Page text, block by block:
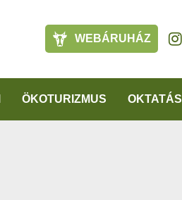
WEBÁRUHÁZ
ÖKOTURIZMUS OKTATÁS